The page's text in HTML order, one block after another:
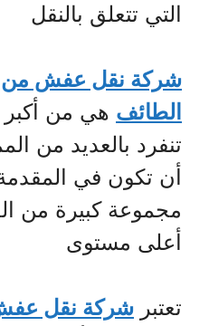
التي تتعلق بالنقل
شركة نقل عفش من
الطائف هي من أكبر
تنفرد بالعديد من
أن تكون في
مجموعة كبيرة من
أعلى مستوى
تعتبر شركة نقل